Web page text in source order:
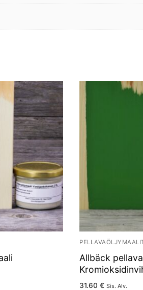
Allbäck
31.60 € Sis. Alv.